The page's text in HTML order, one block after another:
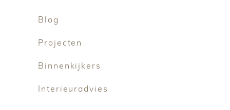
Blog
Projecten
Binnenkijkers
Interieuradvies